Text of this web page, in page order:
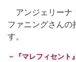
アンジェリーナ
ファニングさんの
す。
－『マレフィセント